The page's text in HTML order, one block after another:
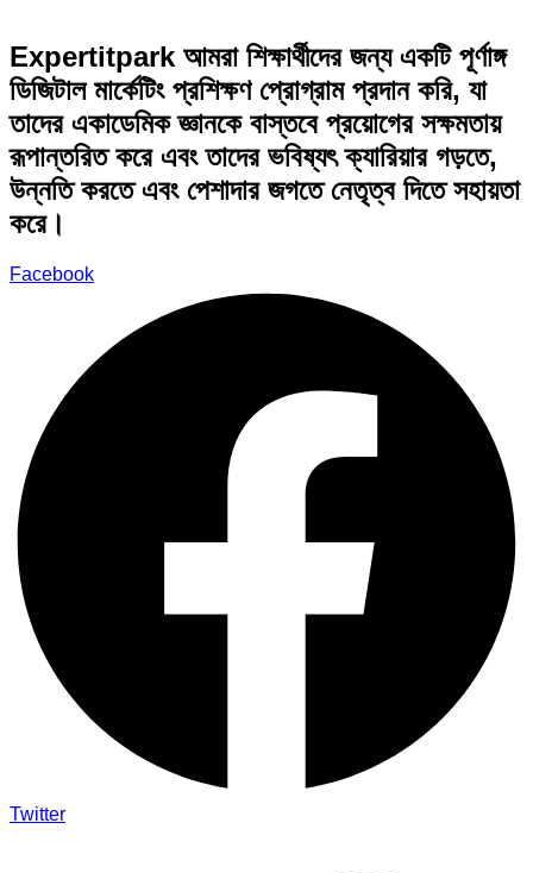
Expertitpark আমরা শিক্ষার্থীদের জন্য একটি পূর্ণাঙ্গ
ডিজিটাল মার্কেটিং প্রশিক্ষণ প্রোগ্রাম প্রদান করি, যা
তাদের একাডেমিক জ্ঞানকে বাস্তবে প্রয়োগের সক্ষমতায়
রূপান্তরিত করে এবং তাদের ভবিষ্যৎ ক্যারিয়ার গড়তে,
উন্নতি করতে এবং পেশাদার জগতে নেতৃত্ব দিতে সহায়তা
করে।
Facebook
Twitter